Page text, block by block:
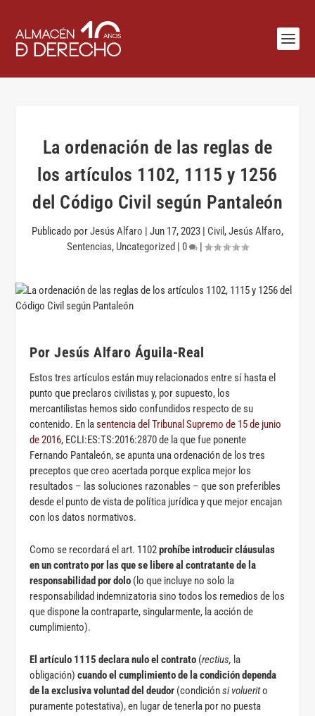
La ordenación de las reglas de
los artículos 1102, 1115 y 1256
del Código Civil según Pantaleón
Publicado porJesús Alfaro | Jun 17, 2023 | Civil ,Jesús Alfaro,
Sentencias, Uncategorized | 0 |
Por Jesús Alfaro Águila-Real
Estos tres artículos están muy relacionados entre sí hasta el
punto que preclaros civilistas y, por supuesto, los
mercantilistas hemos sido confundidos respecto de su
contenido. En lasentencia del Tribunal Supremo de 15 de junio
de 2016, ECLI:ES:TS:2016:2870 de la que fue ponente
Fernando Pantaleón, se apunta una ordenación de los tres
preceptos que creo acertada porque explica mejor los
resultados – las soluciones razonables – que son preferibles
desde el punto de vista de política jurídica y que mejor encajan
con los datos normativos.
Como se recordará el art. 1102prohíbe introducir cláusulas
en un contrato por las que se libere al contratante de la
responsabilidad por dolo (lo que incluye no solo la
responsabilidad indemnizatoria sino todos los remedios de los
que dispone la contraparte, singularmente, la acción de
cumplimiento).
El artículo 1115 declara nulo el contrato (rectius, la
obligación)cuando el cumplimiento de la condición dependa
de la exclusiva voluntad del deudor (condiciónsi voluerito
puramente potestativa), en lugar de tenerla por no puesta